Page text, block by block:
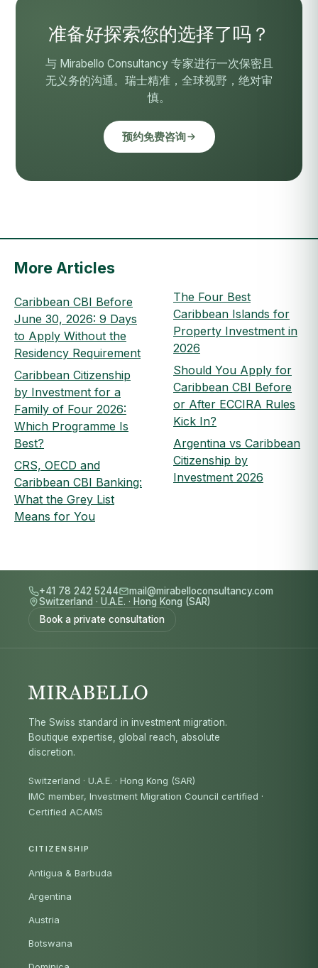
准备好探索您的选择了吗？
与 Mirabello Consultancy 专家进行一次保密且
无义务的沟通。瑞士精准，全球视野，绝对审
慎。
预约免费咨询
More Articles
Caribbean CBI Before
June 30, 2026: 9 Days
to Apply Without the
Residency Requirement
Caribbean Citizenship
by Investment for a
Family of Four 2026:
Which Programme Is
Best?
CRS, OECD and
Caribbean CBI Banking:
What the Grey List
Means for You
The Four Best
Caribbean Islands for
Property Investment in
2026
Should You Apply for
Caribbean CBI Before
or After ECCIRA Rules
Kick In?
Argentina vs Caribbean
Citizenship by
Investment 2026
+41 78 242 5244
mail@mirabelloconsultancy.com
Switzerland · U.A.E. · Hong Kong (SAR)
Book a private consultation
The Swiss standard in investment migration.
Boutique expertise, global reach, absolute
discretion.
Switzerland · U.A.E. · Hong Kong (SAR)
IMC member, Investment Migration Council certified ·
Certified ACAMS
CITIZENSHIP
Antigua & Barbuda
Argentina
Austria
Botswana